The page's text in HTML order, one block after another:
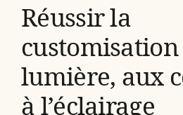
Réussir la
lumière, aux
à l’éclairage